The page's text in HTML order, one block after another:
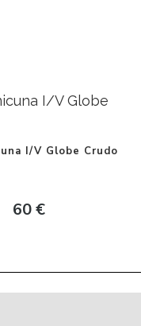
I/V Globe Crudo
60€